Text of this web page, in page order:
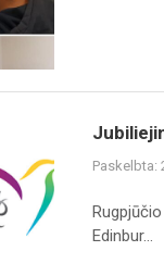
Paskelbta:
Edinbur...